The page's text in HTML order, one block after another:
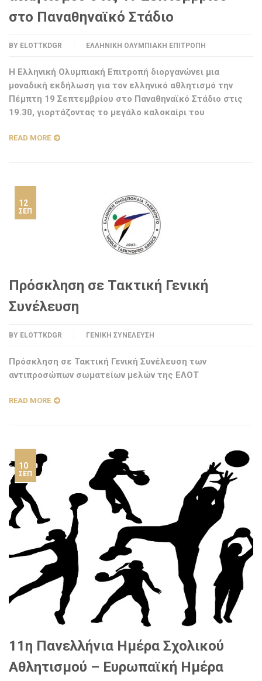
στο Παναθηναϊκό Στάδιο
BY ELOTTKDGR ΕΛΛΗΝΙΚΉ ΟΛΥΜΠΙΑΚΉ ΕΠΙΤΡΟΠΉ
Η Ελληνική Ολυμπιακή Eπιτροπή διοργανώνει μια
μοναδική εκδήλωση για τον ελληνικό αθλητισμό την
Πέμπτη 19 Σεπτεμβρίου στο Παναθηναϊκό Στάδιο στις
19.30, γιορτάζοντας το μεγάλο καλοκαίρι του
READ MORE
12
ΣΕΠ
Πρόσκληση σε Τακτική Γενική
Συνέλευση
BY ELOTTKDGR ΓΕΝΙΚΉ ΣΥΝΈΛΕΥΣΗ
Πρόσκληση σε Τακτική Γενική Συνέλευση των
αντιπροσώπων σωματείων μελών της ΕΛΟΤ
READ MORE
10
ΣΕΠ
11η Πανελλήνια Ημέρα Σχολικού
Αθλητισμού – Ευρωπαϊκή Ημέρα